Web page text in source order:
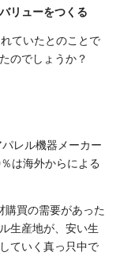
リューをつくる
ていたとのことで
のでしょうか？
レル機器メーカー
は海外からによる
購買の需要があった
生産地が、安い生
ていく真っ只中で